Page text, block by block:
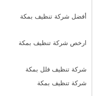
أفضل شركة تنظيف بمكة
ارخص شركة تنظيف بمكة
شركة تنظيف فلل بمكة
شركة تنظيف بمكة